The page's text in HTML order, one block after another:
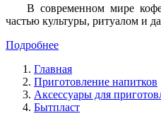
В современном мире
частью культуры, ритуалом и
Подробнее
Главная
Приготовление напитков
Аксессуары для
Бытпласт